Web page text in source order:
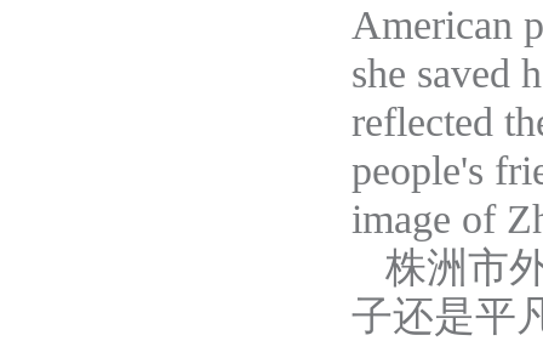
American
she saved
reflected
people's
image of
株洲市
子还是平